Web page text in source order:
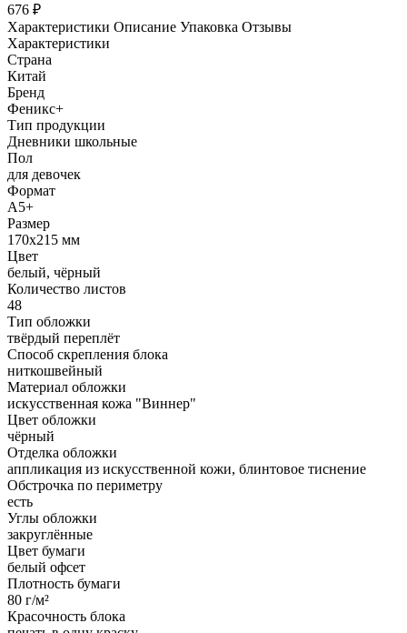
676 ₽
Характеристики Описание Упаковка Отзывы
Характеристики
Страна
Китай
Бренд
Феникс+
Тип продукции
Дневники школьные
Пол
для девочек
Формат
А5+
Размер
170x215 мм
Цвет
белый, чёрный
Количество листов
48
Тип обложки
твёрдый переплёт
Способ скрепления блока
ниткошвейный
Материал обложки
искусственная кожа "Виннер"
Цвет обложки
чёрный
Отделка обложки
аппликация из искусственной кожи, блинтовое тиснение
Обстрочка по периметру
есть
Углы обложки
закруглённые
Цвет бумаги
белый офсет
Плотность бумаги
80 г/м²
Красочность блока